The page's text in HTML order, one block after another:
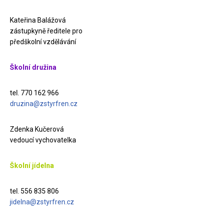
Kateřina Balážová
zástupkyně ředitele pro
předškolní vzdělávání
Školní družina
tel. 770 162 966
druzina@zstyrfren.cz
Zdenka Kučerová
vedoucí vychovatelka
Školní jídelna
tel. 556 835 806
jidelna@zstyrfren.cz